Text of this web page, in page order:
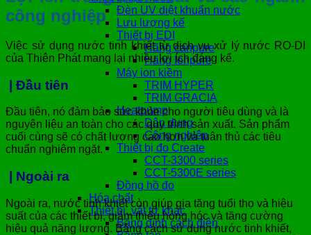
Đèn UV diệt khuẩn nước
Lưu lượng kế
Thiết bị EDI
Hãng canpure
Hãng Ionpure
Máy ion kiềm
TRIM HYPER
TRIM GRACIA
Heatpump
Dân dụng
Công nghiệp
Thiết bị đo Create
CCT-3300 series
CCT-5300E series
Đồng hồ đo
Hóa chất
Thiết bị, vật tư khác
Băng dính cách điện
công nghiệp
Việc sử dụng nước tinh khiết từ dịch vụ xử lý nước RO-DI
của Thiên Phát mang lại nhiều lợi ích đáng kể.
| Đầu tiên
Đầu tiên, nó đảm bảo sức khỏe cho người tiêu dùng và là
nguyên liệu an toàn cho các quy trình sản xuất. Sản phẩm
cuối cùng sẽ có chất lượng cao hơn và tuân thủ các tiêu
chuẩn nghiêm ngặt.
| Ngoài ra
Ngoài ra, nước tinh khiết còn giúp gia tăng tuổi thọ và hiệu
suất của các thiết bị, giảm thiểu hỏng hóc và tăng cường
hiệu quả năng lượng. Bằng cách sử dụng nước tinh khiết,